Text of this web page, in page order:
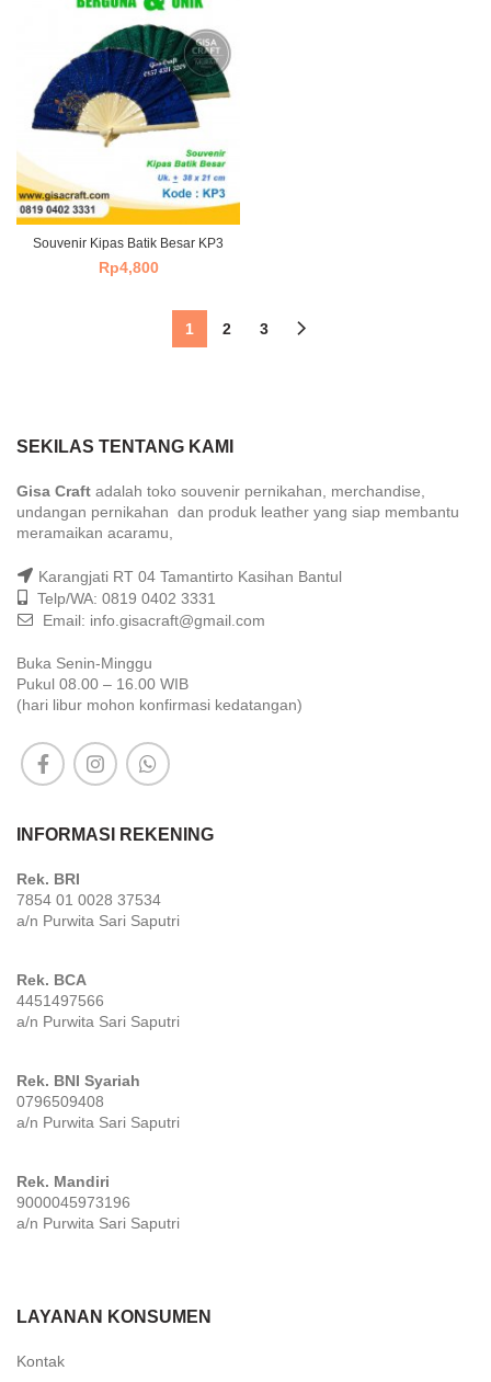
Souvenir Kipas Batik Besar KP3
Rp4,800
1 2 3
SEKILAS TENTANG KAMI
Gisa Craft adalah toko souvenir pernikahan, merchandise,
undangan pernikahan dan produk leather yang siap membantu
meramaikan acaramu,
Karangjati RT 04 Tamantirto Kasihan Bantul
Telp/WA: 0819 0402 3331
Email: info.gisacraft@gmail.com
Buka Senin-Minggu
Pukul 08.00 – 16.00 WIB
(hari libur mohon konfirmasi kedatangan)
INFORMASI REKENING
Rek. BRI
7854 01 0028 37534
a/n Purwita Sari Saputri
Rek. BCA
4451497566
a/n Purwita Sari Saputri
Rek. BNI Syariah
0796509408
a/n Purwita Sari Saputri
Rek. Mandiri
9000045973196
a/n Purwita Sari Saputri
LAYANAN KONSUMEN
Kontak